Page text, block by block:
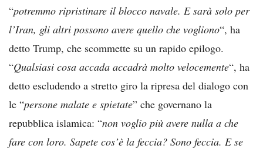
“potremmo ripristinare il blocco navale. E sarà solo per
l’Iran, gli altri possono avere quello che vogliono“, ha
detto Trump, che scommette su un rapido epilogo.
“Qualsiasi cosa accada accadrà molto velocemente“, ha
detto escludendo a stretto giro la ripresa del dialogo con
le “persone malate e spietate” che governano la
repubblica islamica: “non voglio più avere nulla a che
fare con loro. Sapete cos’è la feccia? Sono feccia. E se